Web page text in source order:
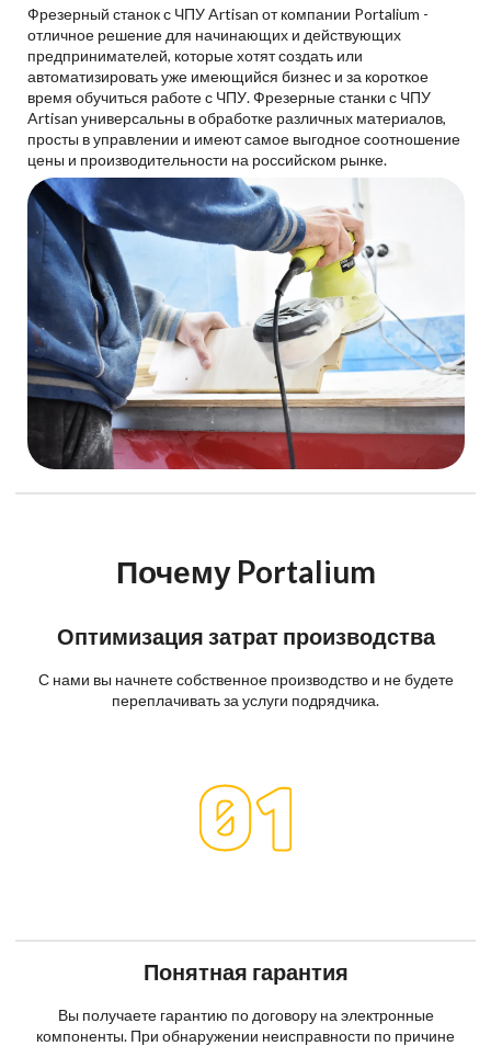
Фрезерный станок с ЧПУ Artisan от компании Portalium -
отличное решение для начинающих и действующих
предпринимателей, которые хотят создать или
автоматизировать уже имеющийся бизнес и за короткое
время обучиться работе с ЧПУ. Фрезерные станки с ЧПУ
Artisan универсальны в обработке различных материалов,
просты в управлении и имеют самое выгодное соотношение
цены и производительности на российском рынке.
Почему Portalium
Оптимизация затрат производства
С нами вы начнете собственное производство и не будете
переплачивать за услуги подрядчика.
Понятная гарантия
Вы получаете гарантию по договору на электронные
компоненты. При обнаружении неисправности по причине